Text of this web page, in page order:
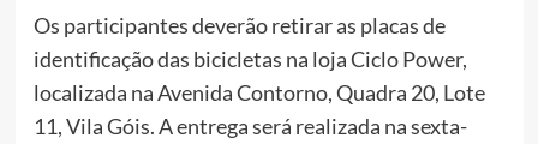
Os participantes deverão retirar as placas de
identificação das bicicletas na loja Ciclo Power,
localizada na Avenida Contorno, Quadra 20, Lote
11, Vila Góis. A entrega será realizada na sexta-